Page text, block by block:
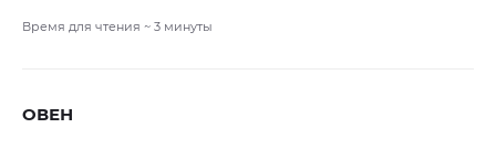
Время для чтения ~ 3 минуты
ОВЕН